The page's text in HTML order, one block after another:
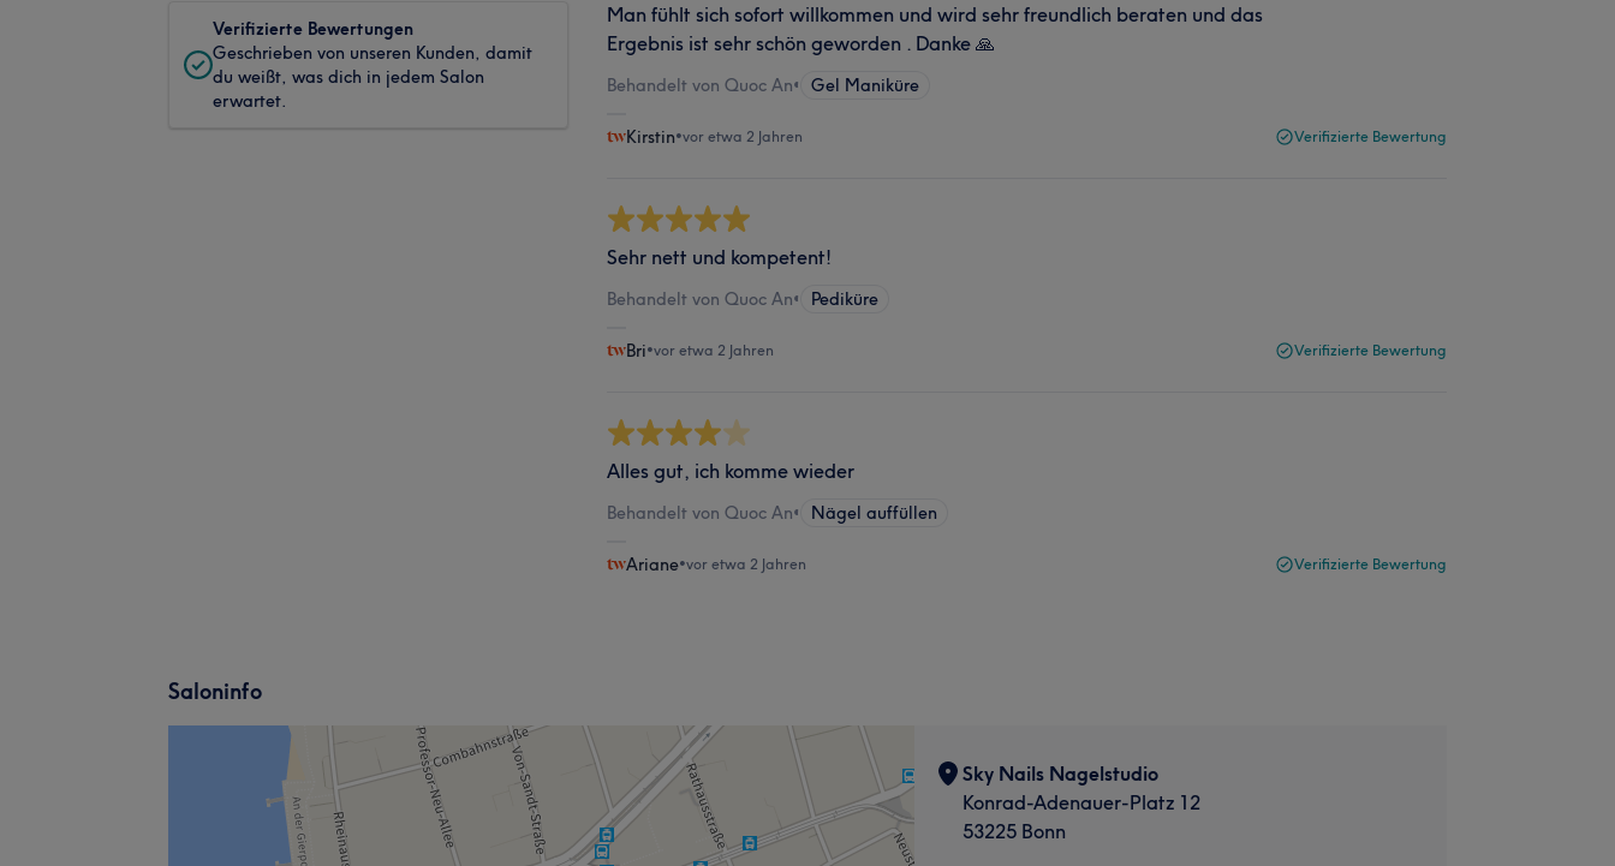
Verifizierte Bewertungen
Geschrieben von unseren Kunden, damit
du weißt, was dich in jedem Salon
erwartet.
Man fühlt sich sofort willkommen und wird sehr freundlich beraten und das
Ergebnis ist sehr schön geworden . Danke 🙏
Behandelt von Quoc An• Gel Maniküre
Kirstin•vor etwa 2 Jahren Verifizierte Bewertung
Sehr nett und kompetent!
Behandelt von Quoc An• Pediküre
Bri•vor etwa 2 Jahren Verifizierte Bewertung
Alles gut, ich komme wieder
Behandelt von Quoc An• Nägel auffüllen
Ariane•vor etwa 2 Jahren Verifizierte Bewertung
Saloninfo
Sky Nails Nagelstudio
Konrad-Adenauer-Platz 12
53225 Bonn